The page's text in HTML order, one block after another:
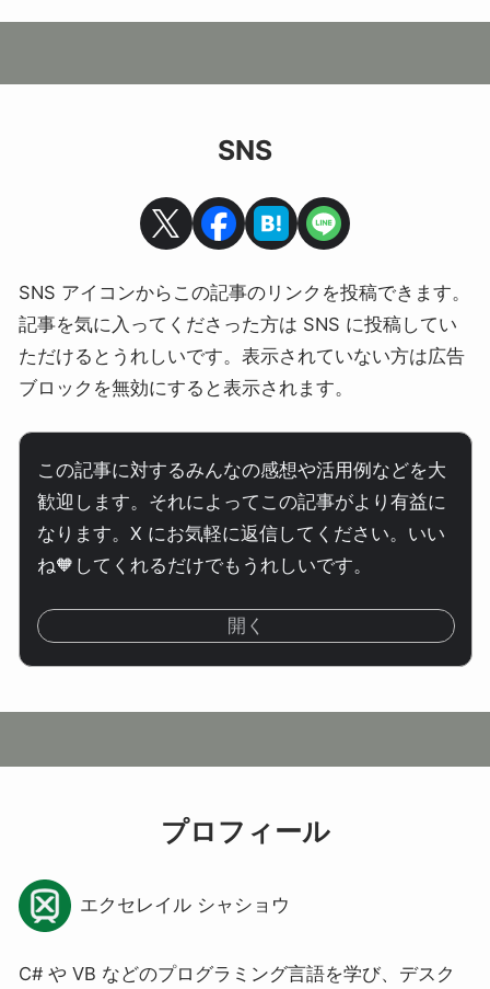
SNS
SNS アイコンからこの記事のリンクを投稿できます。
記事を気に入ってくださった方は SNS に投稿してい
ただけるとうれしいです。表示されていない方は広告
ブロックを無効にすると表示されます。
この記事に対するみんなの感想や活用例などを大
歓迎します。それによってこの記事がより有益に
なります。X にお気軽に返信してください。いい
ね🧡してくれるだけでもうれしいです。
開く
プロフィール
エクセレイル シャショウ
C# や VB などのプログラミング言語を学び、デスク